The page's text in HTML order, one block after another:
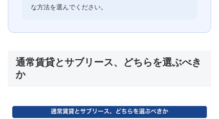
な方法を選んでください。
通常賃貸とサブリース、どちらを選ぶべき
か